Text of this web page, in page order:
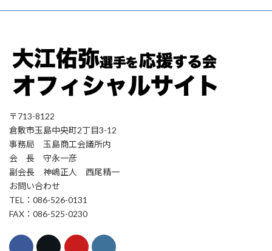
〒713-8122
倉敷市玉島中央町2丁目3-12
事務局 玉島商工会議所内
会 長 守永一彦
副会長 神嶋正人 西尾精一
お問い合わせ
TEL：086-526-0131
FAX：086-525-0230